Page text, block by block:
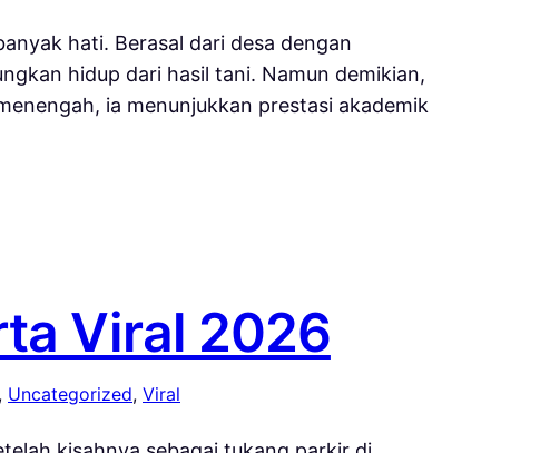
hati. Berasal dari desa dengan
hidup dari hasil tani. Namun demikian,
ia menunjukkan prestasi akademik
Viral 2026
, Uncategorized, Viral